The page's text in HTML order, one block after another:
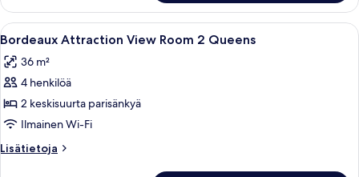
View
Room
King
Avaa
kaikki
huonetyypin
Bordeaux
Attraction
View
Room
2
Hotellihuoneessa on kaksi sänkyä,
4
Bordeaux Attraction View Room 2 Queens
36 m²
4 henkilöä
2 keskisuurta parisänkyä
Ilmainen Wi-Fi
Lisätietoja
Lisätietoja